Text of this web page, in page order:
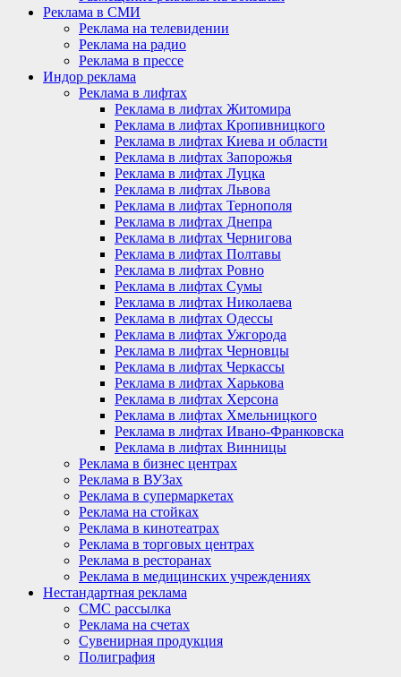
Реклама в СМИ
Реклама на телевидении
Реклама на радио
Реклама в прессе
Индор реклама
Реклама в лифтах
Реклама в лифтах Житомира
Реклама в лифтах Кропивницкого
Реклама в лифтах Киева и области
Реклама в лифтах Запорожья
Реклама в лифтах Луцка
Реклама в лифтах Львова
Реклама в лифтах Тернополя
Реклама в лифтах Днепра
Реклама в лифтах Чернигова
Реклама в лифтах Полтавы
Реклама в лифтах Ровно
Реклама в лифтах Сумы
Реклама в лифтах Николаева
Реклама в лифтах Одессы
Реклама в лифтах Ужгорода
Реклама в лифтах Черновцы
Реклама в лифтах Черкассы
Реклама в лифтах Харькова
Реклама в лифтах Херсона
Реклама в лифтах Хмельницкого
Реклама в лифтах Ивано-Франковска
Реклама в лифтах Винницы
Реклама в бизнес центрах
Реклама в ВУЗах
Реклама в супермаркетах
Реклама на стойках
Реклама в кинотеатрах
Реклама в торговых центрах
Реклама в ресторанах
Реклама в медицинских учреждениях
Нестандартная реклама
СМС рассылка
Реклама на счетах
Сувенирная продукция
Полиграфия